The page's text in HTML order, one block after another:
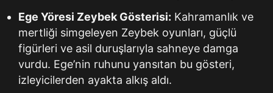
Ege Yöresi Zeybek Gösterisi: Kahramanlık ve
mertliği simgeleyen Zeybek oyunları, güçlü
figürleri ve asil duruşlarıyla sahneye damga
vurdu. Ege’nin ruhunu yansıtan bu gösteri,
izleyicilerden ayakta alkış aldı.